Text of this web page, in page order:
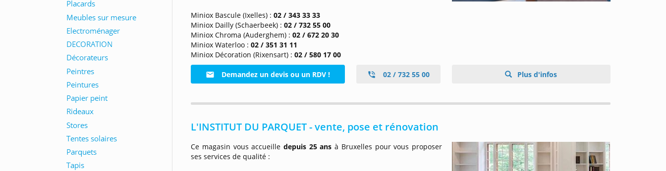
Miniox Bascule (Ixelles) :02 / 343 33 33
Miniox Dailly (Schaerbeek) :02 / 732 55 00
Miniox Chroma (Auderghem) :02 / 672 20 30
Miniox Waterloo :02 / 351 31 11
Miniox Décoration (Rixensart) :02 / 580 17 00
Demandez un devis ou un RDV ! 02 / 732 55 00 Plus d'infos
L'INSTITUT DU PARQUET - vente, pose et rénovation
Ce magasin vous accueilledepuis 25 ans à Bruxelles pour vous proposer
ses services de qualité :